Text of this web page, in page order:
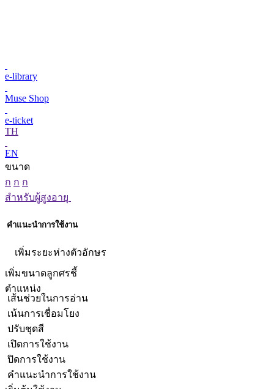
e-library
Muse Shop
e-ticket
TH
EN
ขนาด
ก ก ก
สำหรับผู้สูงอายุ
คำแนะนำการใช้งาน
เพิ่มระยะห่างตัวอักษร
เพิ่มขนาดลูกศรชี้
ตำแหน่ง
เส้นช่วยในการอ่าน
เน้นการเชื่อมโยง
ปรับชุดสี
เปิดการใช้งาน
ปิดการใช้งาน
คำแนะนำการใช้งาน